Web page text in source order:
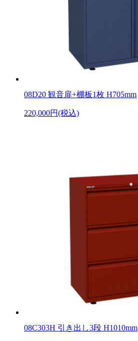
08D20 観音扉+棚板1枚 H705mm
220,000円(税込)
08C303H 引き出し3段 H1010mm